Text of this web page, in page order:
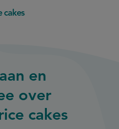
cakes
en
over
cakes